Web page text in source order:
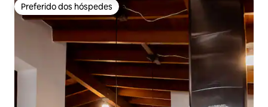
Preferido dos hóspedes
Preferido dos hóspedes